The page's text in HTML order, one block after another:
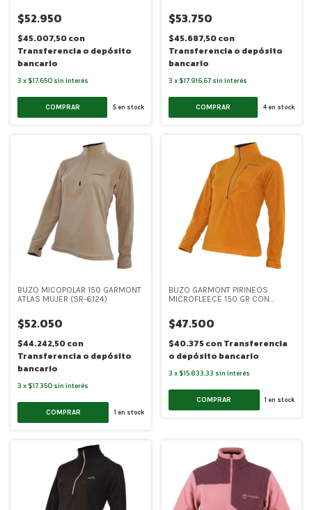
$52.950
$45.007,50con
Transferencia o depósito
bancario
3 x $17.650 sin interés
COMPRAR 5en stock
$53.750
$45.687,50con
Transferencia o depósito
bancario
3 x $17.916,67 sin interés
COMPRAR 4 en stock
BUZO MICOPOLAR 150 GARMONT
ATLAS MUJER (SR-6124)
$52.050
$44.242,50con
Transferencia o depósito
bancario
3 x $17.350 sin interés
COMPRAR 1 en stock
BUZO GARMONT PIRINEOS
MICROFLEECE 150 GR CON
$47.500
$40.375conTransferencia
o depósito bancario
3 x $15.833,33 sin interés
COMPRAR 1 en stock